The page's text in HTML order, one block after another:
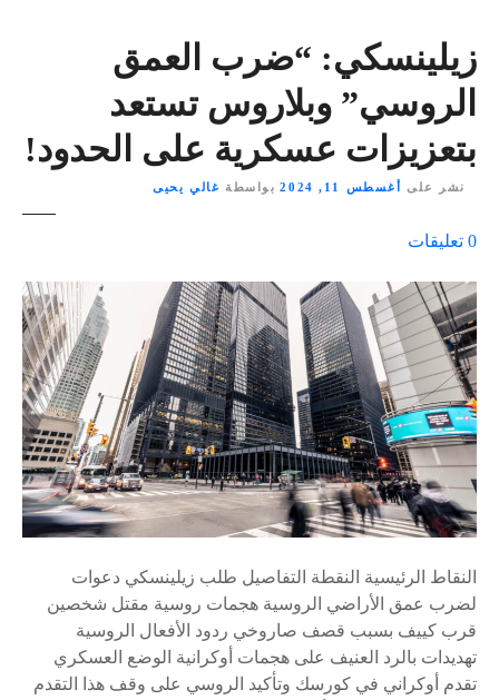
زيلينسكي: “ضرب العمق
الروسي” وبلاروس تستعد
بتعزيزات عسكرية على الحدود!
نشر على أغسطس 11, 2024 بواسطة غالي يحيى
0 تعليقات
ى
٪
s
النقاط الرئيسية النقطة التفاصيل طلب زيلينسكي دعوات
لضرب عمق الأراضي الروسية هجمات روسية مقتل شخصين
قرب كييف بسبب قصف صاروخي ردود الأفعال الروسية
تهديدات بالرد العنيف على هجمات أوكرانية الوضع العسكري
تقدم أوكراني في كورسك وتأكيد الروسي على وقف هذا التقدم